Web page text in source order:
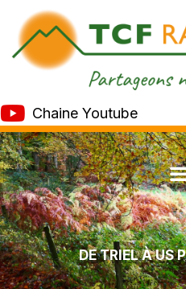
Chaine Youtube
DE TRIEL À US